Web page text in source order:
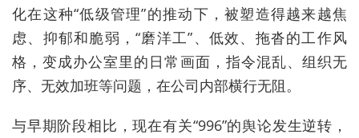
化在这种“低级管理”的推动下，被塑造得越来越焦
虑、抑郁和脆弱，“磨洋工”、低效、拖沓的工作风
格，变成办公室里的日常画面，指令混乱、组织无
序、无效加班等问题，在公司内部横行无阻。
与早期阶段相比，现在有关“996”的舆论发生逆转，